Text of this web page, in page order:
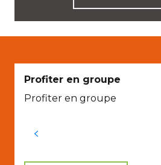
Profiter en groupe
Profiter en groupe